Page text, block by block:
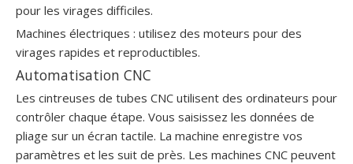
pour les virages difficiles.
Machines électriques : utilisez des moteurs pour des
virages rapides et reproductibles.
Automatisation CNC
Les cintreuses de tubes CNC utilisent des ordinateurs pour
contrôler chaque étape. Vous saisissez les données de
pliage sur un écran tactile. La machine enregistre vos
paramètres et les suit de près. Les machines CNC peuvent